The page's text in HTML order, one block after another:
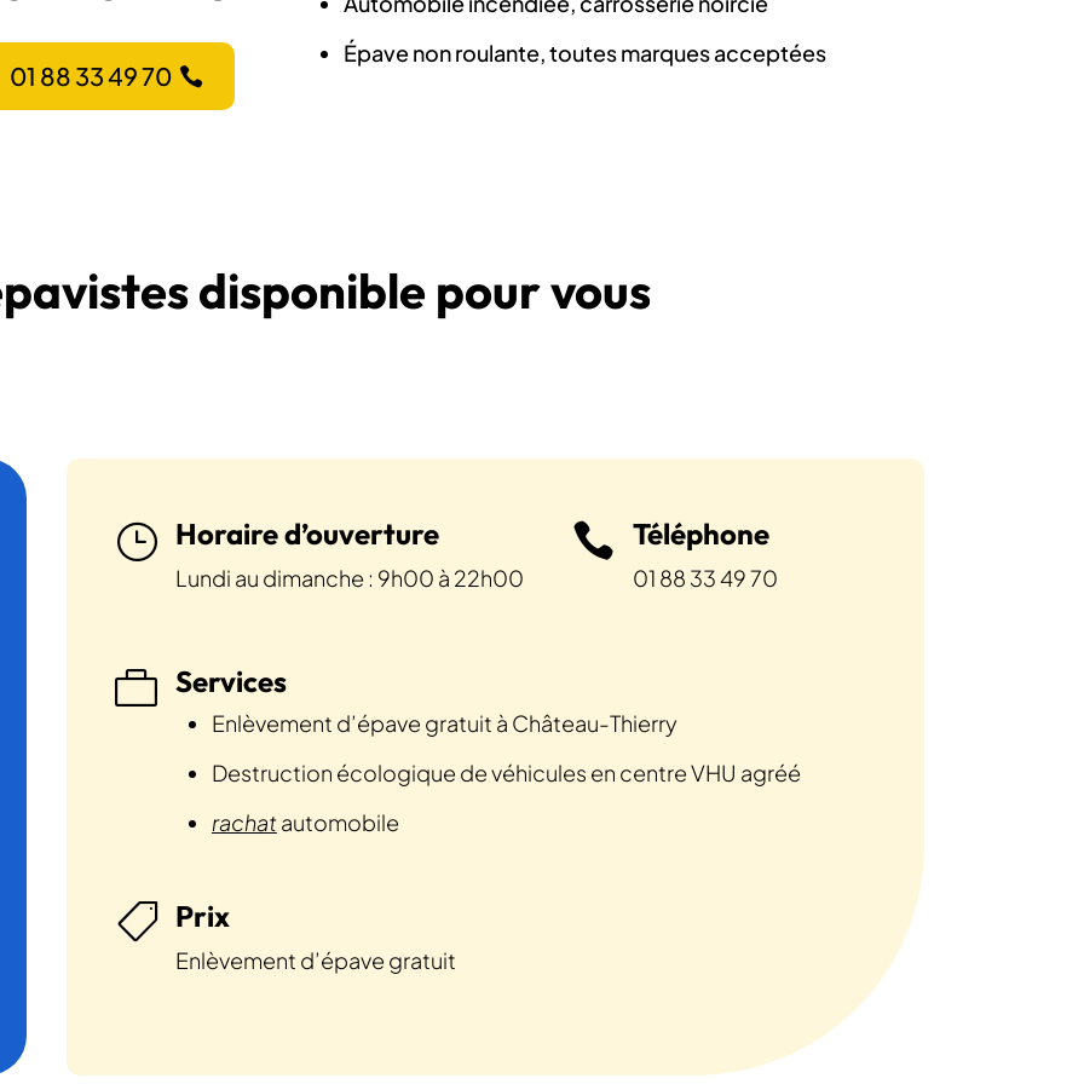
01 88 33 49 70
Épave non roulante, toutes marques acceptées
disponible pour vous
} Horaire d’ouverture
Lundi au dimanche : 9h00 à 22h00
 Téléphone
01 88 33 49 70
 Services
Enlèvement d’épave gratuit à Château-Thierry
Destruction écologique de véhicules en centre VHU agréé
rachatautomobile
 Prix
Enlèvement d’épave gratuit